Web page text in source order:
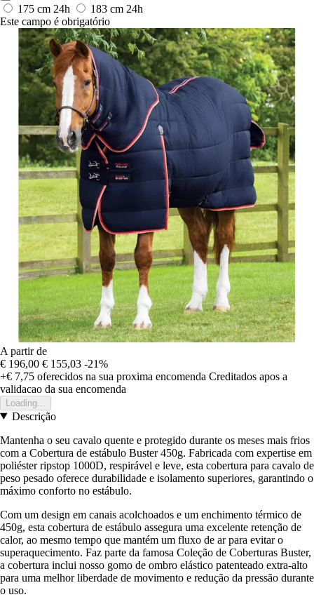
175 cm 24h 183 cm 24h
Este campo é obrigatório
A partir de
€ 196,00 € 155,03 -21%
+€ 7,75 oferecidos na sua proxima encomenda Creditados apos a
validacao da sua encomenda
Loading...
Descrição
Mantenha o seu cavalo quente e protegido durante os meses mais frios
com a Cobertura de estábulo Buster 450g. Fabricada com expertise em
poliéster ripstop 1000D, respirável e leve, esta cobertura para cavalo de
peso pesado oferece durabilidade e isolamento superiores, garantindo o
máximo conforto no estábulo.
Com um design em canais acolchoados e um enchimento térmico de
450g, esta cobertura de estábulo assegura uma excelente retenção de
calor, ao mesmo tempo que mantém um fluxo de ar para evitar o
superaquecimento. Faz parte da famosa Coleção de Coberturas Buster,
a cobertura inclui nosso gomo de ombro elástico patenteado extra-alto
para uma melhor liberdade de movimento e redução da pressão durante
o uso.